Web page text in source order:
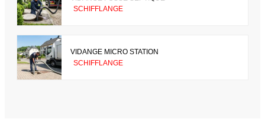
SCHIFFLANGE
VIDANGE MICRO STATION
SCHIFFLANGE